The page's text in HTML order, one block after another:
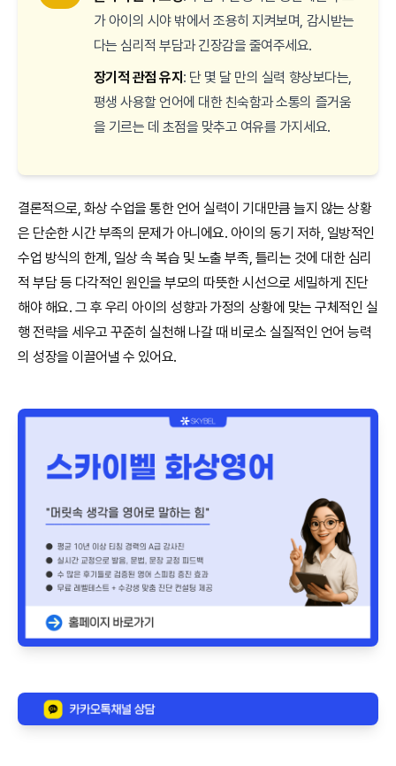
가 아이의 시야 밖에서 조용히 지켜보며, 감시받는
다는 심리적 부담과 긴장감을 줄여주세요.
장기적 관점 유지 : 단 몇 달 만의 실력 향상보다는,
평생 사용할 언어에 대한 친숙함과 소통의 즐거움
을 기르는 데 초점을 맞추고 여유를 가지세요.
결론적으로, 화상 수업을 통한 언어 실력이 기대만큼 늘지 않는 상황
은 단순한 시간 부족의 문제가 아니에요. 아이의 동기 저하, 일방적인
수업 방식의 한계, 일상 속 복습 및 노출 부족, 틀리는 것에 대한 심리
적 부담 등 다각적인 원인을 부모의 따뜻한 시선으로 세밀하게 진단
해야 해요. 그 후 우리 아이의 성향과 가정의 상황에 맞는 구체적인 실
행 전략을 세우고 꾸준히 실천해 나갈 때 비로소 실질적인 언어 능력
의 성장을 이끌어낼 수 있어요.